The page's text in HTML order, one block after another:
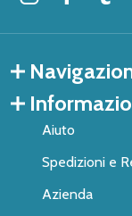
Aiuto
Spedizioni e
Azienda